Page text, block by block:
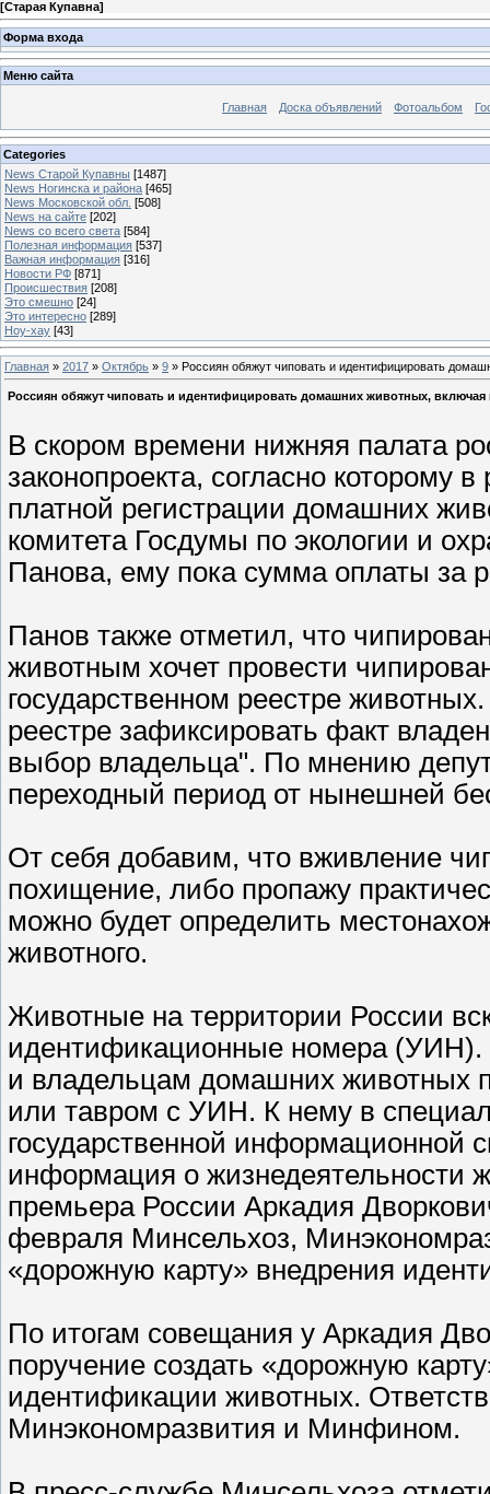
[Старая Купавна]
Форма входа
Меню сайта
Главная Доска объявлений Фотоальбом
Categories
News Старой Купавны [1487]
News Ногинска и района [465]
News Московской обл. [508]
News на сайте [202]
News со всего света [584]
Полезная информация [537]
Важная информация [316]
Новости РФ [871]
Происшествия [208]
Это смешно [24]
Это интересно [289]
Ноу-хау [43]
Главная » 2017 » Октябрь » 9 » Россиян обяжут чиповать и идентифицировать
Россиян обяжут чиповать и идентифицировать домашних животных,
В скором времени нижняя палата
законопроекта, согласно которому
платной регистрации домашних
комитета Госдумы по экологии и
Панова, ему пока сумма оплаты за
Панов также отметил, что
животным хочет провести
государственном реестре
реестре зафиксировать факт
выбор владельца". По мнению
переходный период от нынешней
От себя добавим, что вживление
похищение, либо пропажу
можно будет определить
животного.
Животные на территории России
идентификационные номера (УИН).
и владельцам домашних животных
или тавром с УИН. К нему в
государственной информационной
информация о жизнедеятельности
премьера России Аркадия
февраля Минсельхоз,
«дорожную карту» внедрения
По итогам совещания у Аркадия
поручение создать «дорожную
идентификации животных.
Минэкономразвития и Минфином.